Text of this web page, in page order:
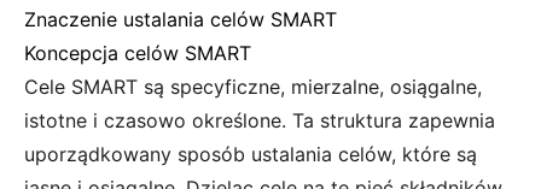
Znaczenie ustalania celów SMART
Koncepcja celów SMART
Cele SMART są specyficzne, mierzalne, osiągalne,
istotne i czasowo określone. Ta struktura zapewnia
uporządkowany sposób ustalania celów, które są